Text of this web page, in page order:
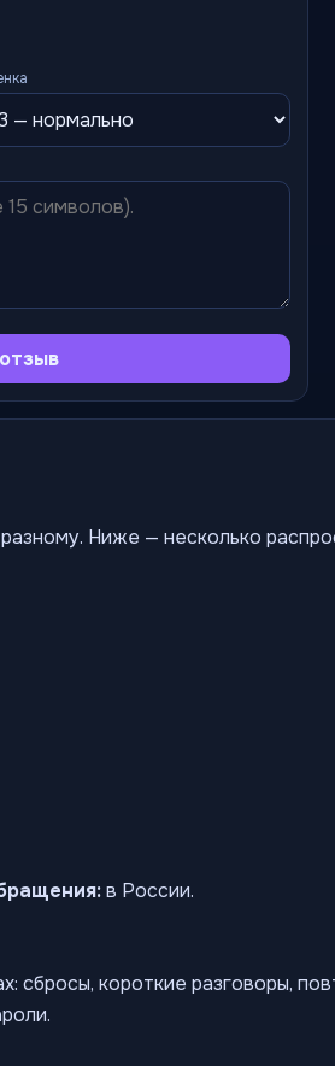
Ниже — несколько
в России.
сбросы, короткие разговоры,